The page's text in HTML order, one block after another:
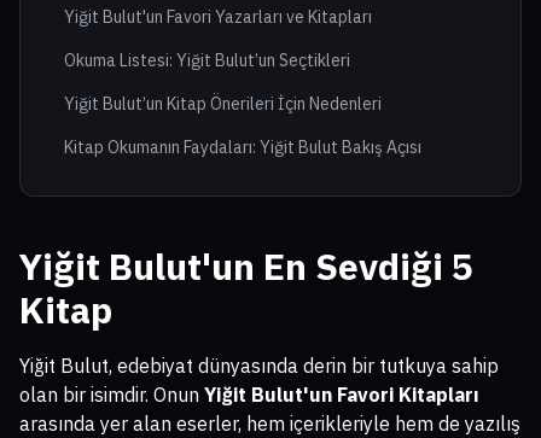
Yiğit Bulut'un Favori Yazarları ve Kitapları
Okuma Listesi: Yiğit Bulut’un Seçtikleri
Yiğit Bulut’un Kitap Önerileri İçin Nedenleri
Kitap Okumanın Faydaları: Yiğit Bulut Bakış Açısı
Yiğit Bulut'un En Sevdiği 5
Kitap
Yiğit Bulut, edebiyat dünyasında derin bir tutkuya sahip
olan bir isimdir. Onun Yiğit Bulut'un Favori Kitapları
arasında yer alan eserler, hem içerikleriyle hem de yazılış